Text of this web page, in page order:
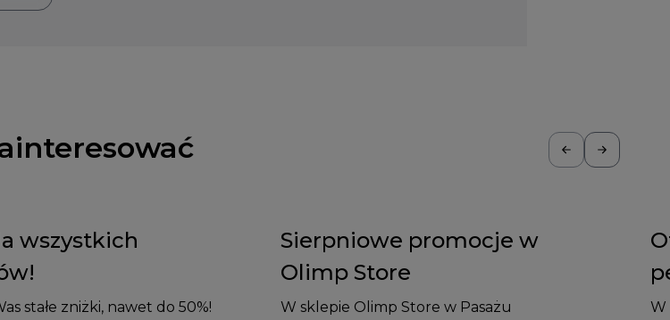
wszystkich
stałe zniżki, nawet do 50%!
Sierpniowe promocje w
Olimp Store
W sklepie Olimp Store w Pasażu
W